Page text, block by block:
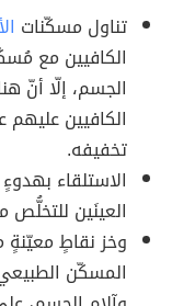
تناول مسكّنات
الكافيين مع
الجسم، إلّا أنّ
الكافيين
تخفيفه.
الاستلقاء
العينَين
وخز نقاطٍ معيّنةٍ
المسكّن